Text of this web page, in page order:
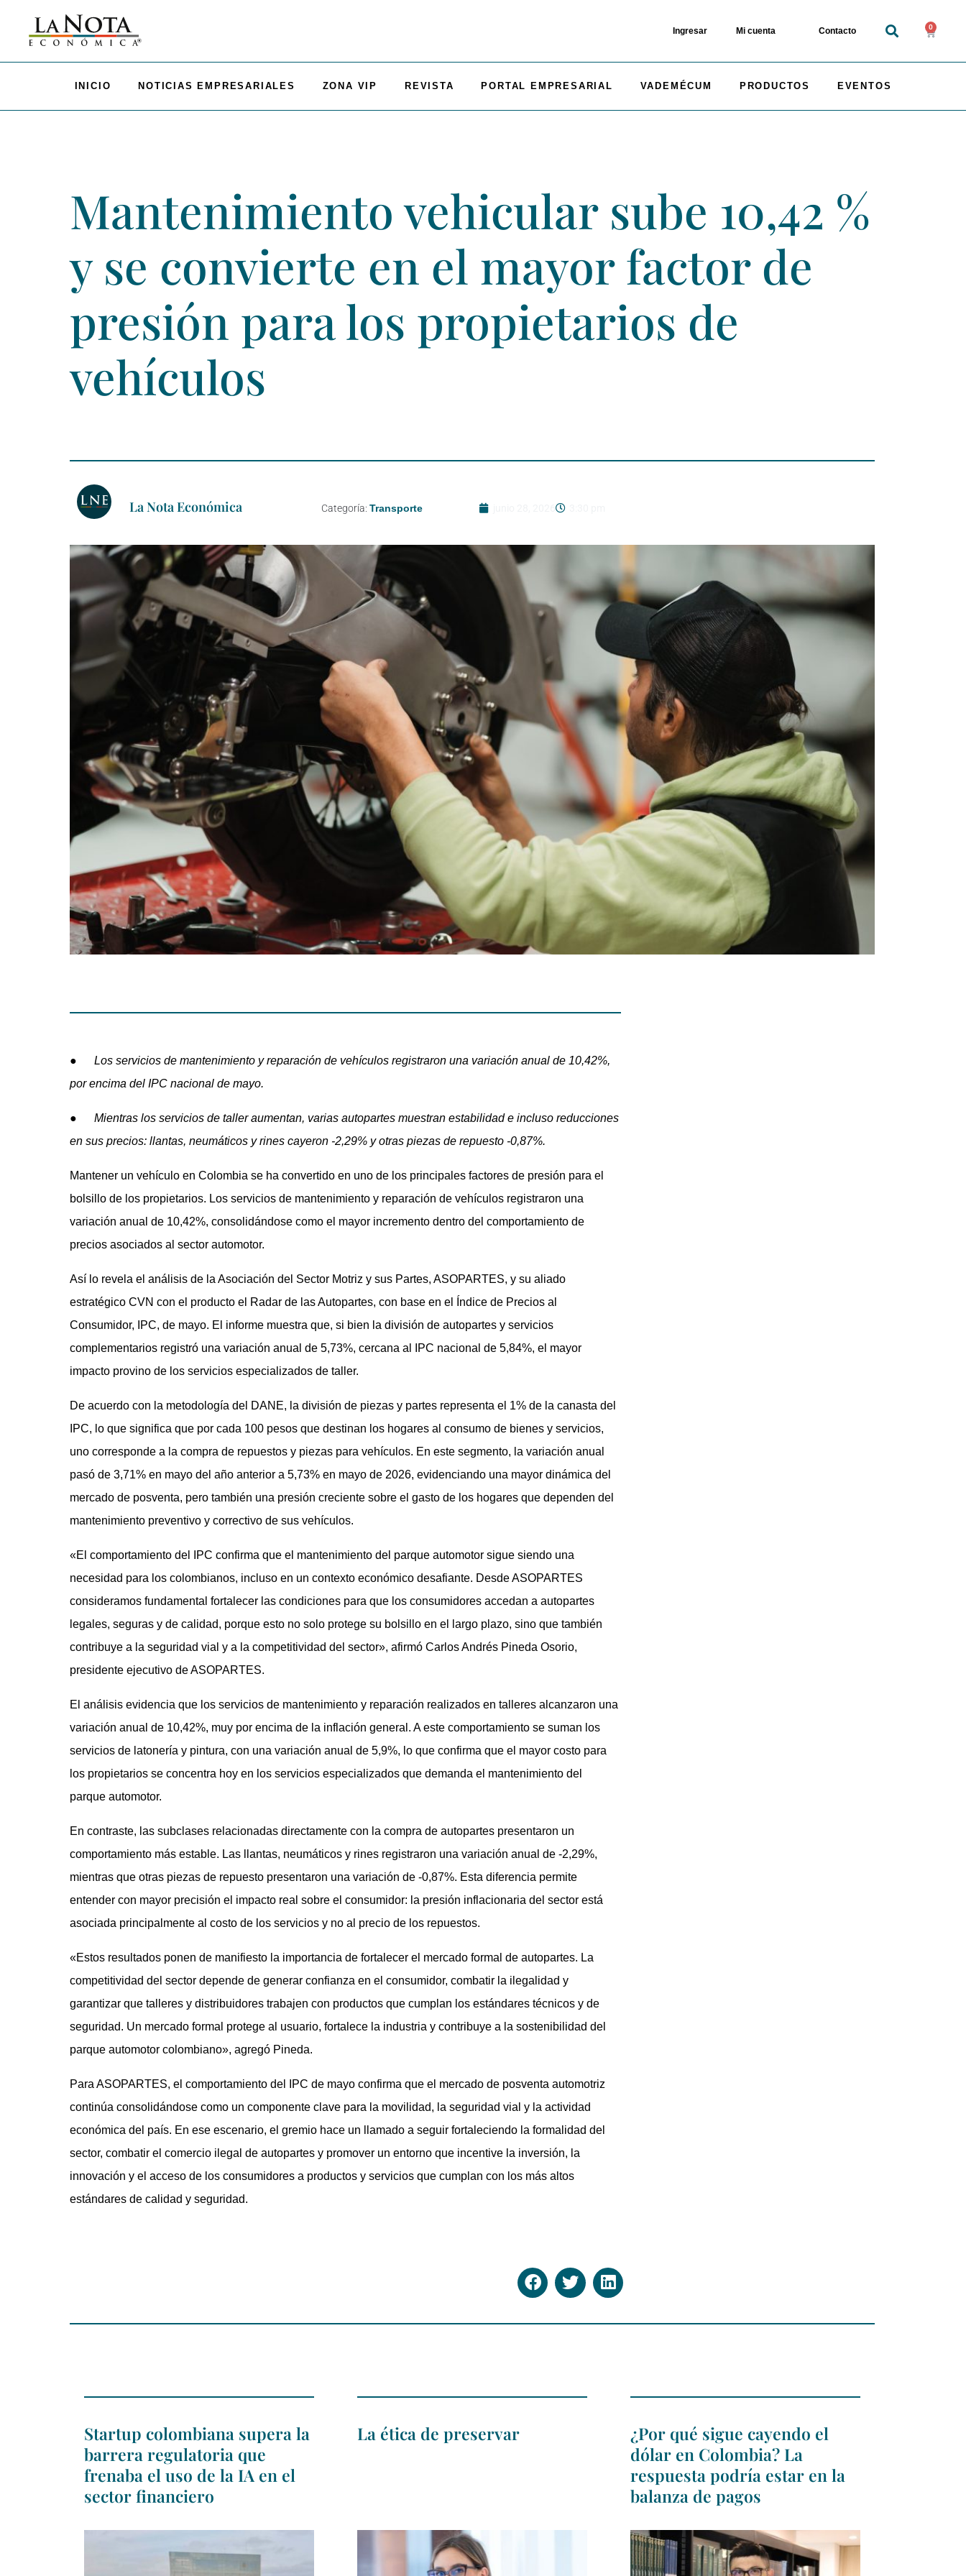
Ingresar Mi cuenta Contacto 0
INICIO NOTICIAS EMPRESARIALES ZONA VIP REVISTA PORTAL EMPRESARIAL VADEMÉCUM PRODUCTOS EVENTOS
Mantenimiento vehicular sube 10,42 %
y se convierte en el mayor factor de
presión para los propietarios de
vehículos
La Nota Económica Categoría: Transporte
● Los servicios de mantenimiento y reparación de vehículos registraron una variación anual de 10,42%,
por encima del IPC nacional de mayo.
● Mientras los servicios de taller aumentan, varias autopartes muestran estabilidad e incluso reducciones
en sus precios: llantas, neumáticos y rines cayeron -2,29% y otras piezas de repuesto -0,87%.
Mantener un vehículo en Colombia se ha convertido en uno de los principales factores de presión para el
bolsillo de los propietarios. Los servicios de mantenimiento y reparación de vehículos registraron una
variación anual de 10,42%, consolidándose como el mayor incremento dentro del comportamiento de
precios asociados al sector automotor.
Así lo revela el análisis de la Asociación del Sector Motriz y sus Partes, ASOPARTES, y su aliado
estratégico CVN con el producto el Radar de las Autopartes, con base en el Índice de Precios al
Consumidor, IPC, de mayo. El informe muestra que, si bien la división de autopartes y servicios
complementarios registró una variación anual de 5,73%, cercana al IPC nacional de 5,84%, el mayor
impacto provino de los servicios especializados de taller.
De acuerdo con la metodología del DANE, la división de piezas y partes representa el 1% de la canasta del
IPC, lo que significa que por cada 100 pesos que destinan los hogares al consumo de bienes y servicios,
uno corresponde a la compra de repuestos y piezas para vehículos. En este segmento, la variación anual
pasó de 3,71% en mayo del año anterior a 5,73% en mayo de 2026, evidenciando una mayor dinámica del
mercado de posventa, pero también una presión creciente sobre el gasto de los hogares que dependen del
mantenimiento preventivo y correctivo de sus vehículos.
«El comportamiento del IPC confirma que el mantenimiento del parque automotor sigue siendo una
necesidad para los colombianos, incluso en un contexto económico desafiante. Desde ASOPARTES
consideramos fundamental fortalecer las condiciones para que los consumidores accedan a autopartes
legales, seguras y de calidad, porque esto no solo protege su bolsillo en el largo plazo, sino que también
contribuye a la seguridad vial y a la competitividad del sector», afirmó Carlos Andrés Pineda Osorio,
presidente ejecutivo de ASOPARTES.
El análisis evidencia que los servicios de mantenimiento y reparación realizados en talleres alcanzaron una
variación anual de 10,42%, muy por encima de la inflación general. A este comportamiento se suman los
servicios de latonería y pintura, con una variación anual de 5,9%, lo que confirma que el mayor costo para
los propietarios se concentra hoy en los servicios especializados que demanda el mantenimiento del
parque automotor.
En contraste, las subclases relacionadas directamente con la compra de autopartes presentaron un
comportamiento más estable. Las llantas, neumáticos y rines registraron una variación anual de -2,29%,
mientras que otras piezas de repuesto presentaron una variación de -0,87%. Esta diferencia permite
entender con mayor precisión el impacto real sobre el consumidor: la presión inflacionaria del sector está
asociada principalmente al costo de los servicios y no al precio de los repuestos.
«Estos resultados ponen de manifiesto la importancia de fortalecer el mercado formal de autopartes. La
competitividad del sector depende de generar confianza en el consumidor, combatir la ilegalidad y
garantizar que talleres y distribuidores trabajen con productos que cumplan los estándares técnicos y de
seguridad. Un mercado formal protege al usuario, fortalece la industria y contribuye a la sostenibilidad del
parque automotor colombiano», agregó Pineda.
Para ASOPARTES, el comportamiento del IPC de mayo confirma que el mercado de posventa automotriz
continúa consolidándose como un componente clave para la movilidad, la seguridad vial y la actividad
económica del país. En ese escenario, el gremio hace un llamado a seguir fortaleciendo la formalidad del
sector, combatir el comercio ilegal de autopartes y promover un entorno que incentive la inversión, la
innovación y el acceso de los consumidores a productos y servicios que cumplan con los más altos
estándares de calidad y seguridad.
Startup colombiana supera la
barrera regulatoria que
frenaba el uso de la IA en el
sector financiero
La ética de preservar
¿Por qué sigue cayendo el
dólar en Colombia? La
respuesta podría estar en la
balanza de pagos